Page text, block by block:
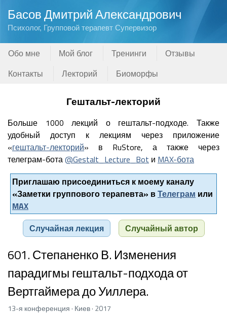
Басов Дмитрий Александрович
Психолог, Групповой терапевт Супервизор
Обо мне Мой блог Тренинги
Отзывы
Контакты
Лекторий Биоморфы
Гештальт-лекторий
Больше 1000 лекций о гештальт-подходе. Также
удобный доступ к лекциям через приложение
«гештальт-лекторий» в RuStore, а также через
телеграм-бота@Gestalt_Lecture_Bot и MAX-бота
Приглашаю присоединиться к моему каналу
«Заметки группового терапевта» вТелеграм или
MAX
Случайная лекция
Случайный автор
601. Степаненко В. Изменения
парадигмы гештальт-подхода от
Вертгаймера до Уиллера.
13-я конференция · Киев · 2017